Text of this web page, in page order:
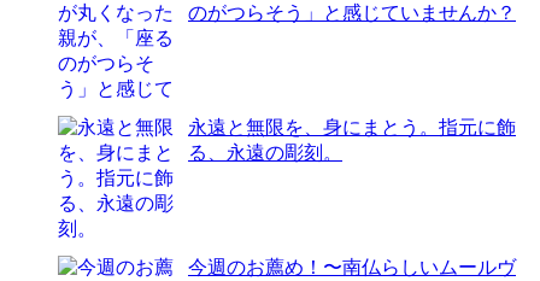
のがつらそう」と感じていませんか？
永遠と無限を、身にまとう。指元に飾
る、永遠の彫刻。
今週のお薦め！〜南仏らしいムールヴ